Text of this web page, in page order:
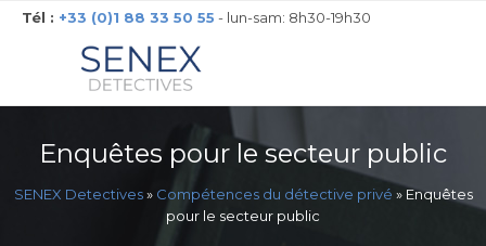
Tél : +33 (0)1 88 33 50 55 - lun-sam: 8h30-19h30
Enquêtes pour le secteur public
SENEX Detectives» Compétences du détective privé » Enquêtes
pour le secteur public